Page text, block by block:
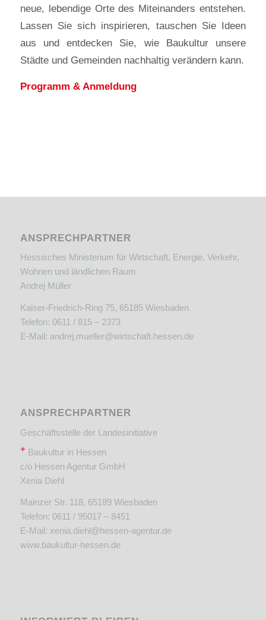
neue, lebendige Orte des Miteinanders entstehen.
Lassen Sie sich inspirieren, tauschen Sie Ideen
aus und entdecken Sie, wie Baukultur unsere
Städte und Gemeinden nachhaltig verändern kann.
Programm & Anmeldung
ANSPRECHPARTNER
Hessisches Ministerium für Wirtschaft, Energie, Verkehr,
Wohnen und ländlichen Raum
Andrej Müller
Kaiser-Friedrich-Ring 75, 65185 Wiesbaden
Telefon: 0611 / 815 – 2373
E-Mail: andrej.mueller@wirtschaft.hessen.de
ANSPRECHPARTNER
Geschäftsstelle der Landesinitiative
+Baukultur in Hessen
c/o Hessen Agentur GmbH
Xenia Diehl
Mainzer Str. 118, 65189 Wiesbaden
Telefon: 0611 / 95017 – 8451
E-Mail: xenia.diehl@hessen-agentur.de
www.baukultur-hessen.de